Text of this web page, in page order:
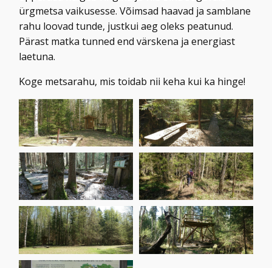
ürgmetsa vaikusesse. Võimsad haavad ja samblane
rahu loovad tunde, justkui aeg oleks peatunud.
Pärast matka tunned end värskena ja energiast
laetuna.
Koge metsarahu, mis toidab nii keha kui ka hinge!